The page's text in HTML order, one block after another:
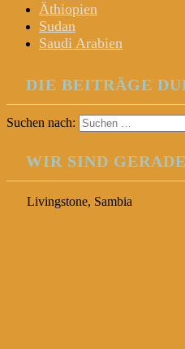
Äthiopien
Sudan
Saudi Arabien
DIE BEITRÄGE
Suchen nach:
WIR SIND
Livingstone, Sambia